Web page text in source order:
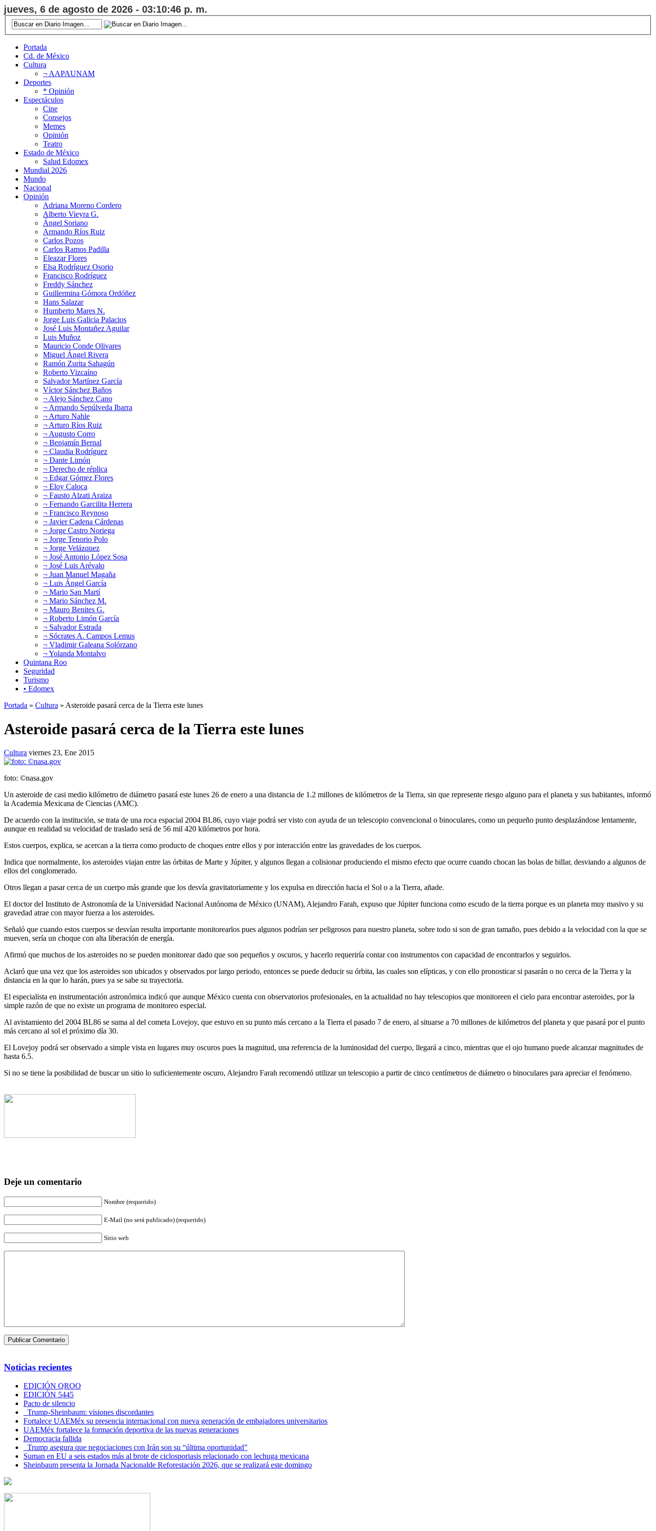
jueves, 6 de agosto de 2026 - 03:10:46 p. m.
Portada
Cd. de México
Cultura
¬ AAPAUNAM
Deportes
* Opinión
Espectáculos
Cine
Consejos
Memes
Opinión
Teatro
Estado de México
Salud Edomex
Mundial 2026
Mundo
Nacional
Opinión
Adriana Moreno Cordero
Alberto Vieyra G.
Ángel Soriano
Armando Ríos Ruiz
Carlos Pozos
Carlos Ramos Padilla
Eleazar Flores
Elsa Rodríguez Osorio
Francisco Rodríguez
Freddy Sánchez
Guillermina Gómora Ordóñez
Hans Salazar
Humberto Mares N.
Jorge Luis Galicia Palacios
José Luis Montañez Aguilar
Luis Muñoz
Mauricio Conde Olivares
Miguel Ángel Rivera
Ramón Zurita Sahagún
Roberto Vizcaíno
Salvador Martínez García
Víctor Sánchez Baños
¬ Alejo Sánchez Cano
¬ Armando Sepúlveda Ibarra
¬ Arturo Nahle
¬ Arturo Ríos Ruiz
¬ Augusto Corro
¬ Benjamín Bernal
¬ Claudia Rodríguez
¬ Dante Limón
¬ Derecho de réplica
¬ Edgar Gómez Flores
¬ Eloy Caloca
¬ Fausto Alzati Araiza
¬ Fernando Garcilita Herrera
¬ Francisco Reynoso
¬ Javier Cadena Cárdenas
¬ Jorge Castro Noriega
¬ Jorge Tenorio Polo
¬ Jorge Velázquez
¬ José Antonio López Sosa
¬ José Luis Arévalo
¬ Juan Manuel Magaña
¬ Luis Ángel García
¬ Mario San Martí
¬ Mario Sánchez M.
¬ Mauro Benites G.
¬ Roberto Limón García
¬ Salvador Estrada
¬ Sócrates A. Campos Lemus
¬ Vladimir Galeana Solórzano
¬ Yolanda Montalvo
Quintana Roo
Seguridad
Turismo
• Edomex
Portada » Cultura » Asteroide pasará cerca de la Tierra este lunes
Asteroide pasará cerca de la Tierra este lunes
Cultura viernes 23, Ene 2015
foto: ©nasa.gov
Un asteroide de casi medio kilómetro de diámetro pasará este lunes 26 de enero a una distancia de 1.2 millones de kilómetros de la Tierra, sin que represente riesgo alguno para el planeta y sus habitantes, informó
la Academia Mexicana de Ciencias (AMC).
De acuerdo con la institución, se trata de una roca espacial 2004 BL86, cuyo viaje podrá ser visto con ayuda de un telescopio convencional o binoculares, como un pequeño punto desplazándose lentamente,
aunque en realidad su velocidad de traslado será de 56 mil 420 kilómetros por hora.
Estos cuerpos, explica, se acercan a la tierra como producto de choques entre ellos y por interacción entre las gravedades de los cuerpos.
Indica que normalmente, los asteroides viajan entre las órbitas de Marte y Júpiter, y algunos llegan a colisionar produciendo el mismo efecto que ocurre cuando chocan las bolas de billar, desviando a algunos de
ellos del conglomerado.
Otros llegan a pasar cerca de un cuerpo más grande que los desvía gravitatoriamente y los expulsa en dirección hacia el Sol o a la Tierra, añade.
El doctor del Instituto de Astronomía de la Universidad Nacional Autónoma de México (UNAM), Alejandro Farah, expuso que Júpiter funciona como escudo de la tierra porque es un planeta muy masivo y su
gravedad atrae con mayor fuerza a los asteroides.
Señaló que cuando estos cuerpos se desvían resulta importante monitorearlos pues algunos podrían ser peligrosos para nuestro planeta, sobre todo si son de gran tamaño, pues debido a la velocidad con la que se
mueven, sería un choque con alta liberación de energía.
Afirmó que muchos de los asteroides no se pueden monitorear dado que son pequeños y oscuros, y hacerlo requeriría contar con instrumentos con capacidad de encontrarlos y seguirlos.
Aclaró que una vez que los asteroides son ubicados y observados por largo periodo, entonces se puede deducir su órbita, las cuales son elípticas, y con ello pronosticar si pasarán o no cerca de la Tierra y la
distancia en la que lo harán, pues ya se sabe su trayectoria.
El especialista en instrumentación astronómica indicó que aunque México cuenta con observatorios profesionales, en la actualidad no hay telescopios que monitoreen el cielo para encontrar asteroides, por la
simple razón de que no existe un programa de monitoreo especial.
Al avistamiento del 2004 BL86 se suma al del cometa Lovejoy, que estuvo en su punto más cercano a la Tierra el pasado 7 de enero, al situarse a 70 millones de kilómetros del planeta y que pasará por el punto
más cercano al sol el próximo día 30.
El Lovejoy podrá ser observado a simple vista en lugares muy oscuros pues la magnitud, una referencia de la luminosidad del cuerpo, llegará a cinco, mientras que el ojo humano puede alcanzar magnitudes de
hasta 6.5.
Si no se tiene la posibilidad de buscar un sitio lo suficientemente oscuro, Alejandro Farah recomendó utilizar un telescopio a partir de cinco centímetros de diámetro o binoculares para apreciar el fenómeno.
Deje un comentario
Nombre (requerido)
E-Mail (no será publicado) (requerido)
Sitio web
Noticias recientes
EDICIÓN QROO
EDICIÓN 5445
Pacto de silencio
Trump-Sheinbaum: visiones discordantes
Fortalece UAEMéx su presencia internacional con nueva generación de embajadores universitarios
UAEMéx fortalece la formación deportiva de las nuevas generaciones
Democracia fallida
Trump asegura que negociaciones con Irán son su “última oportunidad”
Suman en EU a seis estados más al brote de ciclosporiasis relacionado con lechuga mexicana
Sheinbaum presenta la Jornada Nacionalde Reforestación 2026, que se realizará este domingo